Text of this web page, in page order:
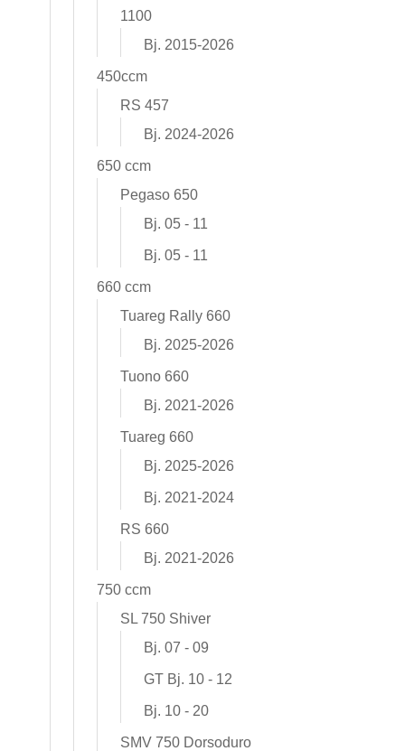
1100
Bj. 2015-2026
450ccm
RS 457
Bj. 2024-2026
650 ccm
Pegaso 650
Bj. 05 - 11
Bj. 05 - 11
660 ccm
Tuareg Rally 660
Bj. 2025-2026
Tuono 660
Bj. 2021-2026
Tuareg 660
Bj. 2025-2026
Bj. 2021-2024
RS 660
Bj. 2021-2026
750 ccm
SL 750 Shiver
Bj. 07 - 09
GT Bj. 10 - 12
Bj. 10 - 20
SMV 750 Dorsoduro